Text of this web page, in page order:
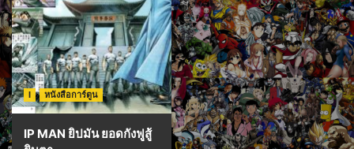
I หนังสือการ์ตูน
IP MAN ยิปมัน ยอดกังฟูสู้